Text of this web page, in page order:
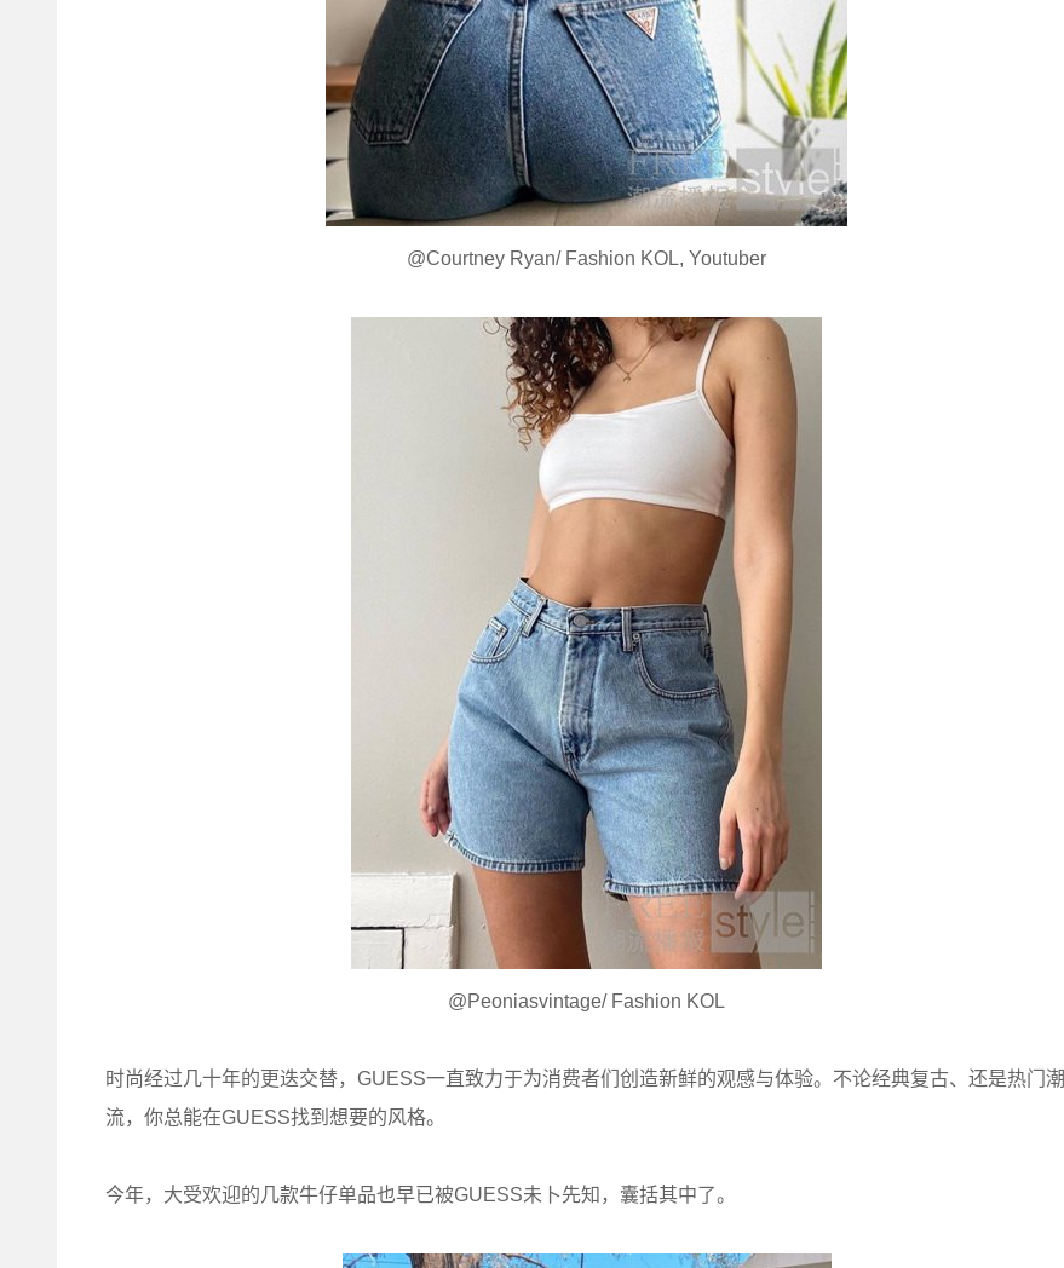
@Courtney Ryan/ Fashion KOL, Youtuber
@Peoniasvintage/ Fashion KOL
时尚经过几十年的更迭交替，GUESS一直致力于为消费者们创造新鲜的观感与体验。不论经典复古、还是热门潮
流，你总能在GUESS找到想要的风格。
今年，大受欢迎的几款牛仔单品也早已被GUESS未卜先知，囊括其中了。